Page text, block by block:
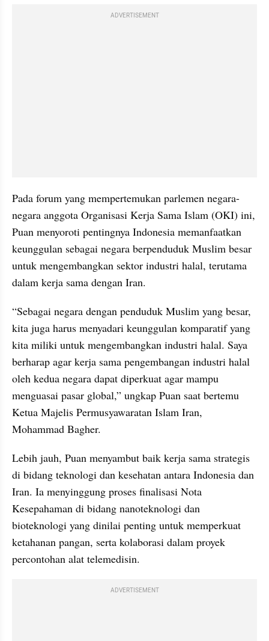
ADVERTISEMENT
Pada forum yang mempertemukan parlemen negara-
negara anggota Organisasi Kerja Sama Islam (OKI) ini,
Puan menyoroti pentingnya Indonesia memanfaatkan
keunggulan sebagai negara berpenduduk Muslim besar
untuk mengembangkan sektor industri halal, terutama
dalam kerja sama dengan Iran.
“Sebagai negara dengan penduduk Muslim yang besar,
kita juga harus menyadari keunggulan komparatif yang
kita miliki untuk mengembangkan industri halal. Saya
berharap agar kerja sama pengembangan industri halal
oleh kedua negara dapat diperkuat agar mampu
menguasai pasar global,” ungkap Puan saat bertemu
Ketua Majelis Permusyawaratan Islam Iran,
Mohammad Bagher.
Lebih jauh, Puan menyambut baik kerja sama strategis
di bidang teknologi dan kesehatan antara Indonesia dan
Iran. Ia menyinggung proses finalisasi Nota
Kesepahaman di bidang nanoteknologi dan
bioteknologi yang dinilai penting untuk memperkuat
ketahanan pangan, serta kolaborasi dalam proyek
percontohan alat telemedisin.
ADVERTISEMENT